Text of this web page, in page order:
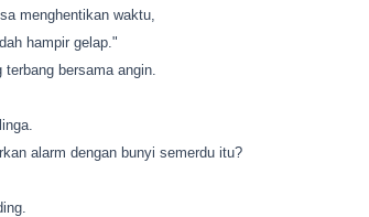
menghentikan waktu,
hampir gelap."
terbang bersama angin.
alarm dengan bunyi semerdu itu?